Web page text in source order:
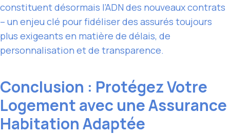
constituent désormais l’ADN des nouveaux contrats
– un enjeu clé pour fidéliser des assurés toujours
plus exigeants en matière de délais, de
personnalisation et de transparence.
Conclusion : Protégez Votre
Logement avec une Assurance
Habitation Adaptée